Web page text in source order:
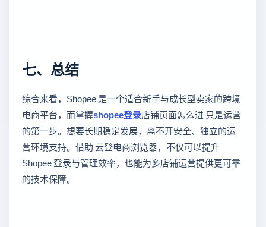
七、总结
综合来看，Shopee 是一个适合新手与成长型卖家的跨境
电商平台，而掌握shopee登录店铺页面怎么进 只是运营
的第一步。想要长期稳定发展，离不开安全、独立的运
营环境支持。借助 云登电商浏览器，不仅可以提升
Shopee 登录与管理效率，也能为多店铺运营提供更可靠
的技术保障。